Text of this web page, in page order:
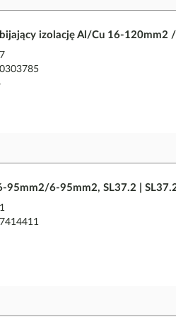
izolację Al/Cu 16-120mm2
95mm2/6-95mm2, SL37.2 |